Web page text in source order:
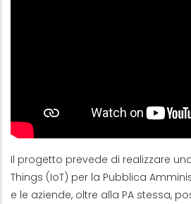
Il progetto prevede di realizzare
Things (IoT) per la Pubblica
e le aziende, oltre alla PA stessa,